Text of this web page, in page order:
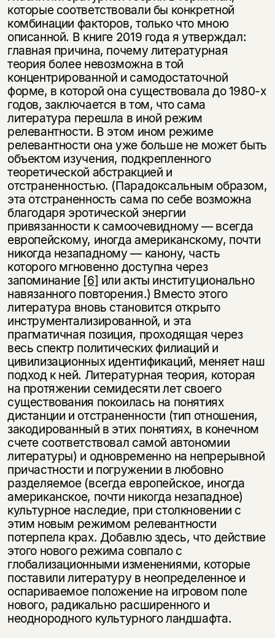
которые соответствовали бы конкретной
комбинации факторов, только что мною
описанной. В книге 2019 года я утверждал:
главная причина, почему литературная
теория более невозможна в той
концентрированной и самодостаточной
форме, в которой она существовала до 1980-х
годов, заключается в том, что сама
литература перешла в иной режим
релевантности. В этом ином режиме
релевантности она уже больше не может быть
объектом изучения, подкрепленного
теоретической абстракцией и
отстраненностью. (Парадоксальным образом,
эта отстраненность сама по себе возможна
благодаря эротической энергии
привязанности к самоочевидному — всегда
европейскому, иногда американскому, почти
никогда незападному — канону, часть
которого мгновенно доступна через
запоминание [6] или акты институционально
навязанного повторения.) Вместо этого
литература вновь становится открыто
инструментализированной, и эта
прагматичная позиция, проходящая через
весь спектр политических филиаций и
цивилизационных идентификаций, меняет наш
подход к ней. Литературная теория, которая
на протяжении семидесяти лет своего
существования покоилась на понятиях
дистанции и отстраненности (тип отношения,
закодированный в этих понятиях, в конечном
счете соответствовал самой автономии
литературы) и одновременно на непрерывной
причастности и погружении в любовно
разделяемое (всегда европейское, иногда
американское, почти никогда незападное)
культурное наследие, при столкновении с
этим новым режимом релевантности
потерпела крах. Добавлю здесь, что действие
этого нового режима совпало с
глобализационными изменениями, которые
поставили литературу в неопределенное и
оспариваемое положение на игровом поле
нового, радикально расширенного и
неоднородного культурного ландшафта.